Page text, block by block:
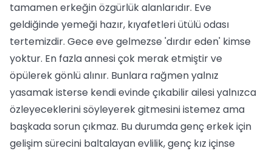
tamamen erkeğin özgürlük alanlarıdır. Eve
geldiğinde yemeği hazır, kıyafetleri ütülü odası
tertemizdir. Gece eve gelmezse 'dırdır eden' kimse
yoktur. En fazla annesi çok merak etmiştir ve
öpülerek gönlü alınır. Bunlara rağmen yalnız
yasamak isterse kendi evinde çıkabilir ailesi yalnızca
özleyeceklerini söyleyerek gitmesini istemez ama
başkada sorun çıkmaz. Bu durumda genç erkek için
gelişim sürecini baltalayan evlilik, genç kız içinse